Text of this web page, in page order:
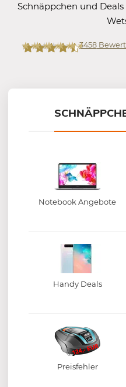
Schnäppchen und
3458
Notebook Angebote
Handy Deals
Preisfehler